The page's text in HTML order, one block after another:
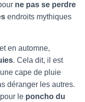
ne pas se perdre
endroits mythiques
en automne,
. Cela dit, il est
cape de pluie
déranger les autres.
le poncho du